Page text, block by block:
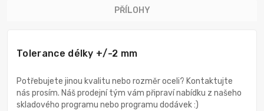
PŘÍLOHY
Tolerance délky +/-2 mm
Potřebujete jinou kvalitu nebo rozměr oceli? Kontaktujte
nás prosím. Náš prodejní tým vám připraví nabídku z našeho
skladového programu nebo programu dodávek :)